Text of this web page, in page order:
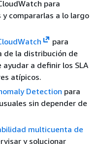
para
compararlas a lo largo
para
de la distribución de
a definir los SLA
atípicos.
Detection para
sin depender de
multicuenta de
y solucionar